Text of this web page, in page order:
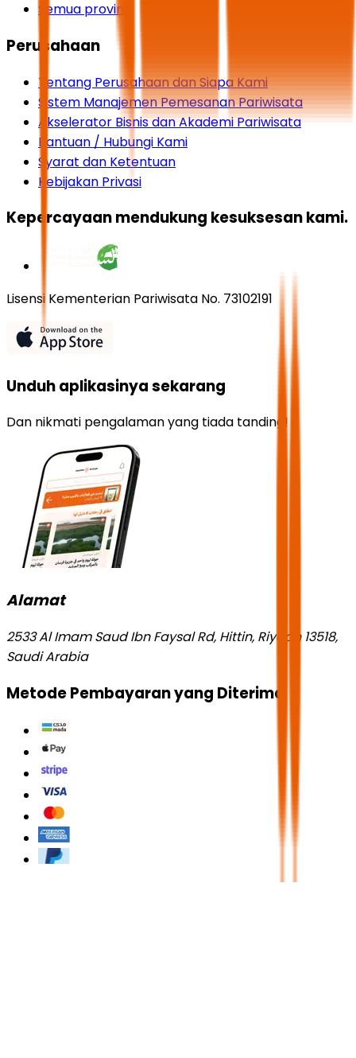
Semua provinsi
Perusahaan
Tentang Perusahaan dan Siapa Kami
Sistem Manajemen Pemesanan Pariwisata
Akselerator Bisnis dan Akademi Pariwisata
Bantuan / Hubungi Kami
Syarat dan Ketentuan
Kebijakan Privasi
Kepercayaan mendukung kesuksesan kami.
Lisensi Kementerian Pariwisata No. 73102191
Unduh aplikasinya sekarang
Dan nikmati pengalaman yang tiada tanding!
Alamat
2533 Al Imam Saud Ibn Faysal Rd, Hittin, Riyadh 13518,
Saudi Arabia
Metode Pembayaran yang Diterima